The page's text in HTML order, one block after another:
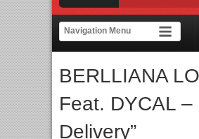
Meramaikan Jakarta dengan Ribuan Mainan dan
UI dan Universitas Agung Podomoro Jalin Kerja
BERLLIANA
Feat. DYCAL –
Delivery”